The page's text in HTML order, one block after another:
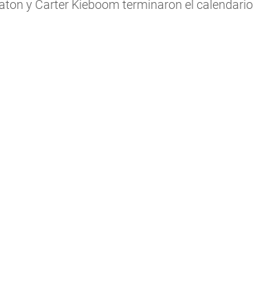
y Carter Kieboom terminaron el calendario